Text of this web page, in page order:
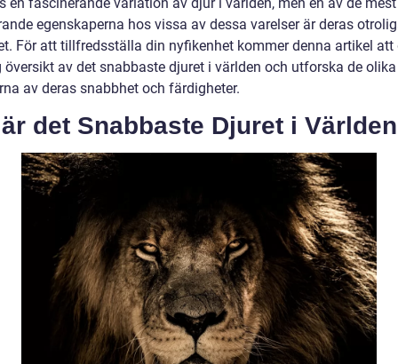
egenskaperna hos vissa av dessa varelser är deras
För att tillfredsställa din nyfikenhet kommer denna artikel att
översikt av det snabbaste djuret i världen och utforska de olika
av deras snabbhet och färdigheter.
det Snabbaste Djuret i